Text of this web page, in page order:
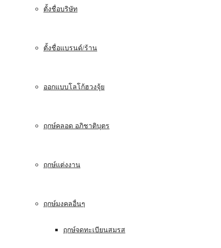
ตั้งชื่อบริษัท
ตั้งชื่อแบรนด์/ร้าน
ออกแบบโลโก้ฮวงจุ้ย
ฤกษ์คลอด อภิชาติบุตร
ฤกษ์แต่งงาน
ฤกษ์มงคลอื่นๆ
ฤกษ์จดทะเบียนสมรส